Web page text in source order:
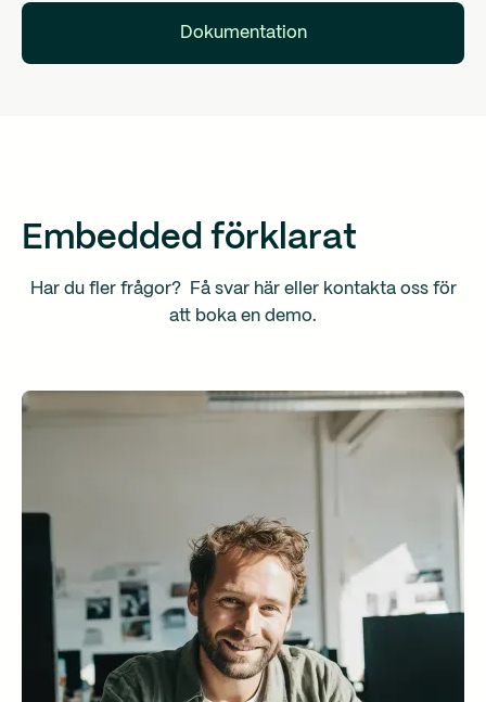
Dokumentation
Embedded förklarat
Har du fler frågor? Få svar här eller kontakta oss för
att boka en demo.